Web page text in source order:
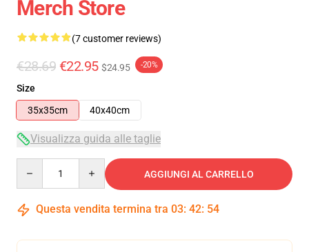
Merch Store
(7 customer reviews)
€28.69 €22.95 $24.95 -20%
Size
35x35cm
40x40cm
Visualizza guida alle taglie
AGGIUNGI AL CARRELLO
Questa vendita termina tra 03: 42: 54